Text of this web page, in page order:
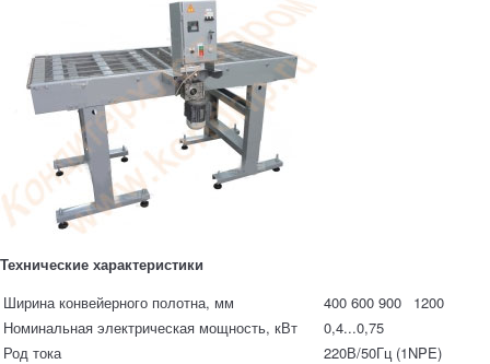
Технические характеристики
Ширина конвейерного полотна, мм
400 600 900
1200
Номинальная электрическая мощность, кВт
0,4...0,75
Род тока
220В/50Гц (1NPE)